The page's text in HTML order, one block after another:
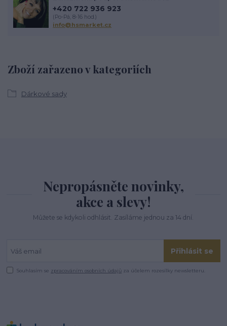
Zboží zařazeno v kategoriích
Dárkové sady
+420 722 936 923
(Po-Pá, 8-16 hod.)
info@hsmarket.cz
Nepropásněte novinky,
akce a slevy!
Můžete se kdykoli odhlásit. Zasíláme jednou za 14 dní.
Přihlásit se
Souhlasím se zpracováním osobních údajů za účelem rozesílky newsletteru.